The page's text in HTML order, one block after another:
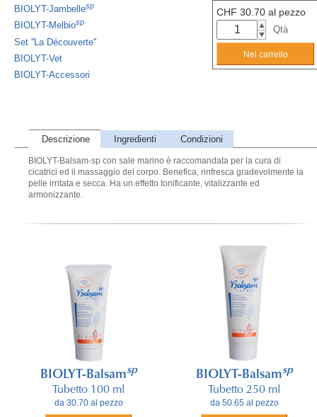
BIOLYT-Jambellesp
BIOLYT-Melbiosp
Set ''La Découverte''
BIOLYT-Vet
BIOLYT-Accessori
CHF 30.70 al pezzo
Qtà
Descrizione Ingredienti Condizioni
BIOLYT-Balsam-sp con sale marino è raccomandata per la cura di
cicatrici ed il massaggio del corpo. Benefica, rinfresca gradevolmente la
pelle irritata e secca. Ha un effetto tonificante, vitalizzante ed
armonizzante.
BIOLYT-Balsamsp
Tubetto 100 ml
da 30.70 al pezzo
BIOLYT-Balsamsp
Tubetto 250 ml
da 50.65 al pezzo